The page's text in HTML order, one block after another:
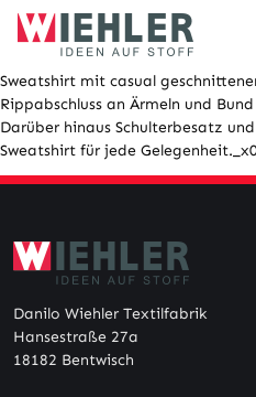
Skip
Sweatshirt mit casual
Rippabschluss an Ärmeln und
Darüber hinaus Schulterbesatz
Sweatshirt für jede
Danilo Wiehler Textilfabrik
Hansestraße 27a
18182 Bentwisch